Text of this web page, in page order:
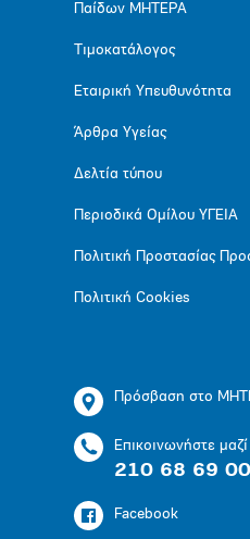
Παίδων ΜΗΤΕΡΑ
Τιμοκατάλογος
Εταιρική Υπευθυνότητα
Άρθρα Υγείας
Δελτία τύπου
Περιοδικά Ομίλου ΥΓΕΙΑ
Πολιτική Προστασίας
Πολιτική Cookies
Πρόσβαση στο
Επικοινωνήστε
210 68 69
Facebook